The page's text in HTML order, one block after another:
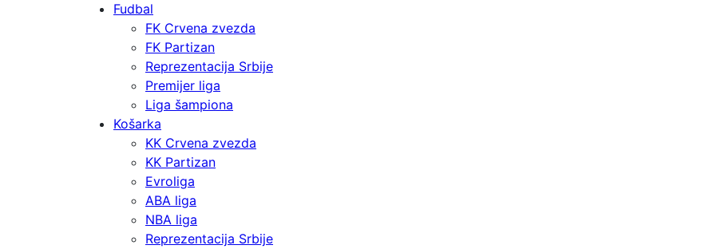
Fudbal
FK Crvena zvezda
FK Partizan
Reprezentacija Srbije
Premijer liga
Liga šampiona
Košarka
KK Crvena zvezda
KK Partizan
Evroliga
ABA liga
NBA liga
Reprezentacija Srbije